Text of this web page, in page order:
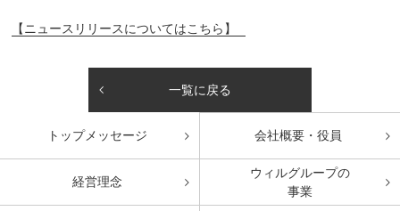
【ニュースリリースについてはこちら】
一覧に戻る
トップメッセージ 会社概要・役員
経営理念
ウィルグループの
事業